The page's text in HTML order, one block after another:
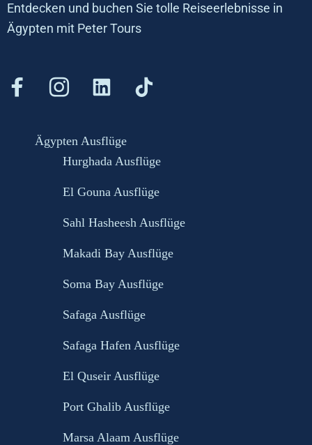
Entdecken und buchen Sie tolle Reiseerlebnisse in
Ägypten mit Peter Tours
Ägypten Ausflüge
Hurghada Ausflüge
El Gouna Ausflüge
Sahl Hasheesh Ausflüge
Makadi Bay Ausflüge
Soma Bay Ausflüge
Safaga Ausflüge
Safaga Hafen Ausflüge
El Quseir Ausflüge
Port Ghalib Ausflüge
Marsa Alaam Ausflüge